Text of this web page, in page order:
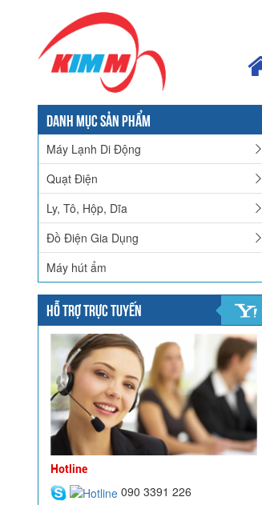
DANH MỤC SẢN PHẨM
Máy Lạnh Di Động
Quạt Điện
Ly, Tô, Hộp, Dĩa
Đồ Điện Gia Dụng
Máy hút ẩm
HỖ TRỢ TRỰC TUYẾN
Hotline
090 3391 226